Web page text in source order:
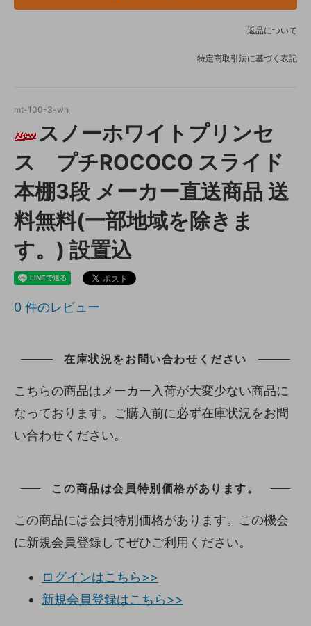
返品について
特定商取引法に基づく表記
mt-100-3-wh
スノーホワイトプリンセ
ス プチROCOCO スライド
本棚3段 メーカー直送商品 送
料無料(一部地域を除きま
す。) 設置込
0 件のレビュー
在庫状況をお問い合わせください
こちらの商品はメーカー入荷が大変少ない商品に
なっております。ご購入前に必ず在庫状況をお問
い合わせください。
この商品は会員特別価格があります。
この商品には会員特別価格があります。この機会
に新規会員登録してぜひご利用ください。
ログインはこちら>>
新規会員登録はこちら>>